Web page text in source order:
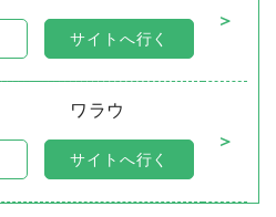
＞
サイトへ行く
ワラウ
＞
サイトへ行く